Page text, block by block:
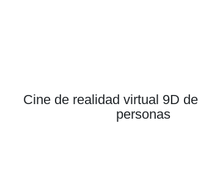
Cine de realidad virtual 9D
personas